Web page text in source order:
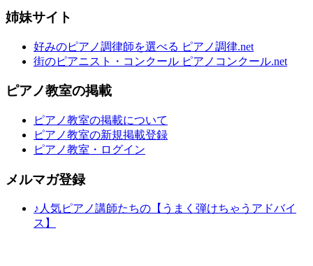
姉妹サイト
好みのピアノ調律師を選べる ピアノ調律.net
街のピアニスト・コンクール ピアノコンクール.net
ピアノ教室の掲載
ピアノ教室の掲載について
ピアノ教室の新規掲載登録
ピアノ教室・ログイン
メルマガ登録
♪人気ピアノ講師たちの【うまく弾けちゃうアドバイ
ス】